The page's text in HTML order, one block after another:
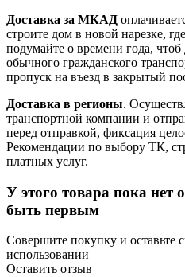
Доставка за МКАД
строите дом в новой нарезке,
подумайте о времени года,
обычного гражданского
пропуск на въезд в закрытый
Доставка в регионы.
транспортной компании и
перед отправкой, фиксация
Рекомендации по выбору ТК,
платных услуг.
У этого товара пока нет
быть первым
Совершите покупку и оставьте
использовании
Оставить отзыв